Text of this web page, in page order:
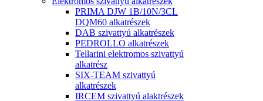
PRIMA DJW 1B/10N/3CL
DQM60 alkatrészek
DAB szivattyú alkatrészek
PEDROLLO alkatrészek
Tellarini elektromos szivattyú
alkatrész
SIX-TEAM szivattyú
alkatrészek
IRCEM szivattyú alaktrészek